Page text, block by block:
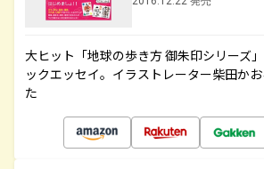
大ヒット「地球の歩き方 御朱印シリーズ
ックエッセイ。イラストレーター柴田か
た